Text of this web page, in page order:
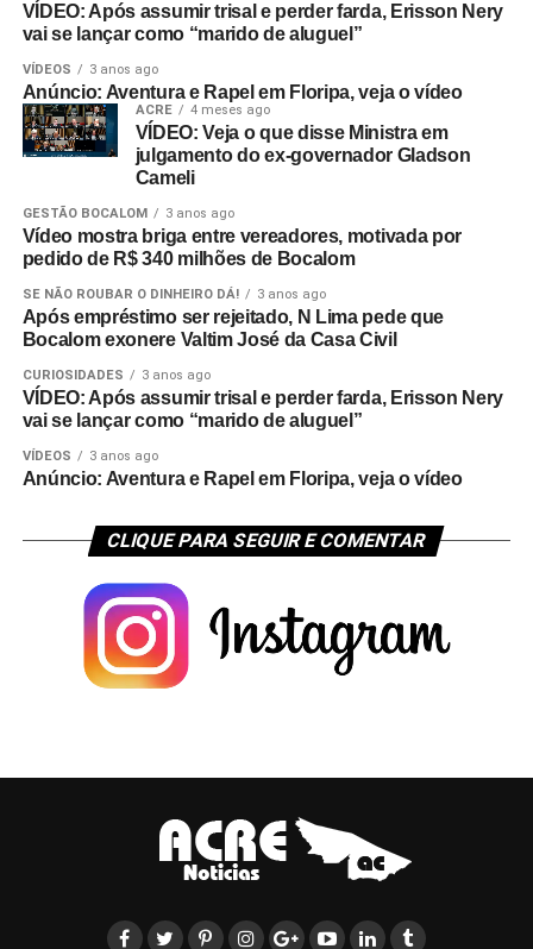
VÍDEO: Após assumir trisal e perder farda, Erisson Nery
vai se lançar como “marido de aluguel”
VÍDEOS 3 anos ago
Anúncio: Aventura e Rapel em Floripa, veja o vídeo
ACRE 4 meses ago
VÍDEO: Veja o que disse Ministra em
julgamento do ex-governador Gladson
Cameli
GESTÃO BOCALOM 3 anos ago
Vídeo mostra briga entre vereadores, motivada por
pedido de R$ 340 milhões de Bocalom
SE NÃO ROUBAR O DINHEIRO DÁ! 3 anos ago
Após empréstimo ser rejeitado, N Lima pede que
Bocalom exonere Valtim José da Casa Civil
CURIOSIDADES 3 anos ago
VÍDEO: Após assumir trisal e perder farda, Erisson Nery
vai se lançar como “marido de aluguel”
VÍDEOS 3 anos ago
Anúncio: Aventura e Rapel em Floripa, veja o vídeo
CLIQUE PARA SEGUIR E COMENTAR